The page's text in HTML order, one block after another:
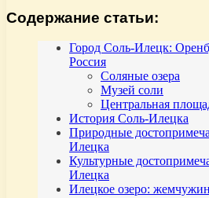
Содержание статьи:
Город Соль-Илецк:
Россия
Соляные озера
Музей соли
Центральная
История Соль-Илецка
Природные
Илецка
Культурные
Илецка
Илецкое озеро: